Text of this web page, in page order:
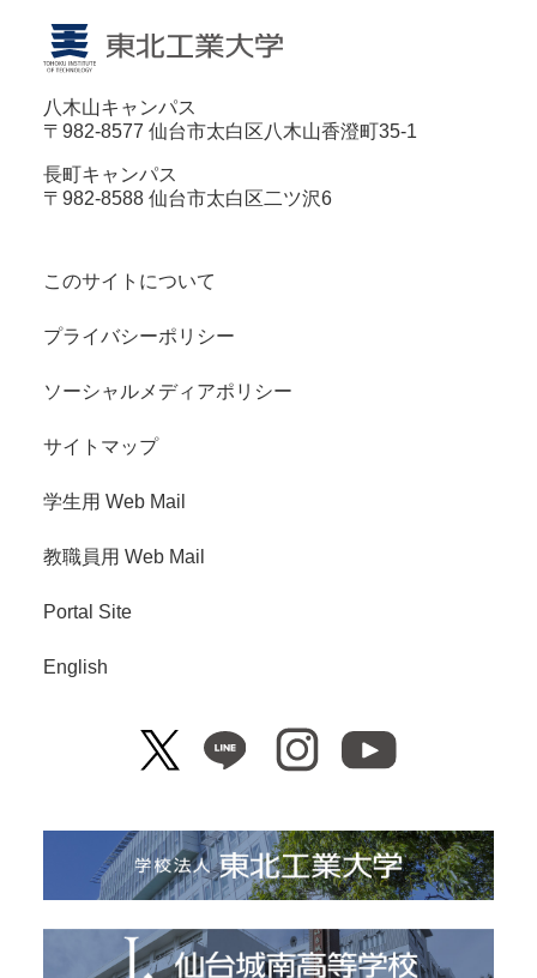
八木山キャンパス
〒982-8577 仙台市太白区八木山香澄町35-1
長町キャンパス
〒982-8588 仙台市太白区二ツ沢6
このサイトについて
プライバシーポリシー
ソーシャルメディアポリシー
サイトマップ
学生用 Web Mail
教職員用 Web Mail
Portal Site
English